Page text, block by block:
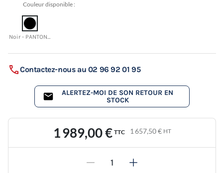
Couleur disponible :
Noir - PANTONE 19-4015 TCX
Contactez-nous au 02 96 92 01 95
ALERTEZ-MOI DE SON RETOUR EN
STOCK
1 989,00 € TTC 1 657,50 € HT
- +